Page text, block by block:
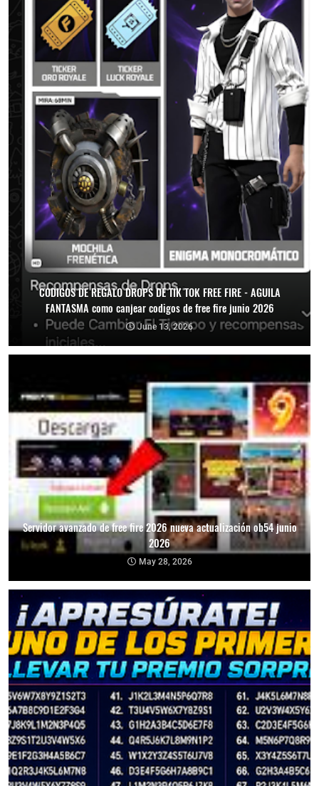
CODIGOS DE REGALO DROPS DE TIK TOK FREE FIRE - AGUILA
FANTASMA como canjear codigos de free fire junio 2026
June 13, 2026
Servidor avanzado de free fire 2026 nueva actualización ob54 junio
2026
May 28, 2026